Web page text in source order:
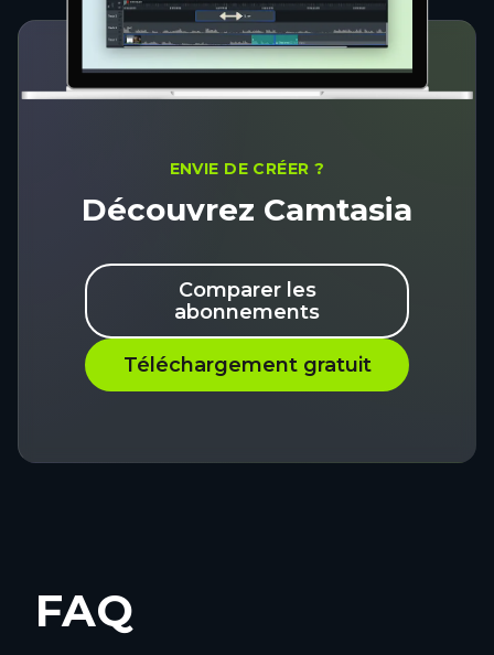
ENVIE DE CRÉER ?
Découvrez Camtasia
Comparer les
abonnements
Téléchargement gratuit
FAQ